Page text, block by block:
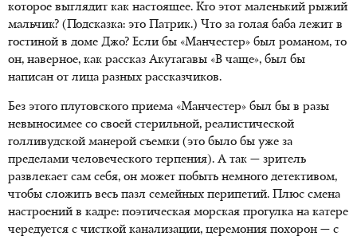
которое выглядит как настоящее. Кто этот маленький рыжий
мальчик? (Подсказка: это Патрик.) Что за голая баба лежит в
гостиной в доме Джо? Если бы «Манчестер» был романом, то
он, наверное, как рассказ Акутагавы «В чаще», был бы
написан от лица разных рассказчиков.
Без этого плутовского приема «Манчестер» был бы в разы
невыносимее со своей стерильной, реалистической
голливудской манерой съемки (это было бы уже за
пределами человеческого терпения). А так — зритель
развлекает сам себя, он может побыть немного детективом,
чтобы сложить весь пазл семейных перипетий. Плюс смена
настроений в кадре: поэтическая морская прогулка на катере
чередуется с чисткой канализации, церемония похорон — с